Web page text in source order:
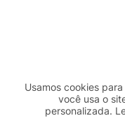
Usamos cookies
você usa o
personalizada.